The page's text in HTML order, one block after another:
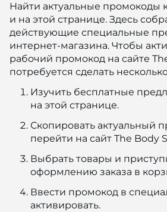
Найти актуальные
и на этой странице. Здесь
действующие специальные
интернет-магазина. Чтобы
рабочий промокод на сайте
потребуется сделать
Изучить бесплатные
на этой странице.
Скопировать актуальный
перейти на сайт The Body
Выбрать товары и
оформлению заказа в
Ввести промокод в
активировать.